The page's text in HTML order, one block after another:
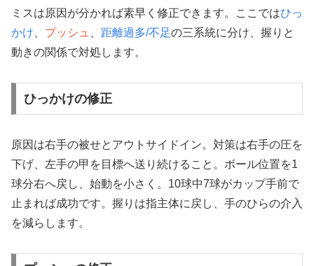
ミスは原因が分かれば素早く修正できます。ここではひっ
かけ
プッシュ 距離過多/不足の三系統に分け、握りと
動きの関係で対処します。
ひっかけの修正
原因は右手の被せとアウトサイドイン。対策は右手の圧を
下げ、左手の甲を目標へ送り続けること。ボール位置を1
球分右へ戻し、始動を小さく。10球中7球がカップ手前で
止まれば成功です。握りは指主体に戻し、手のひらの介入
を減らします。